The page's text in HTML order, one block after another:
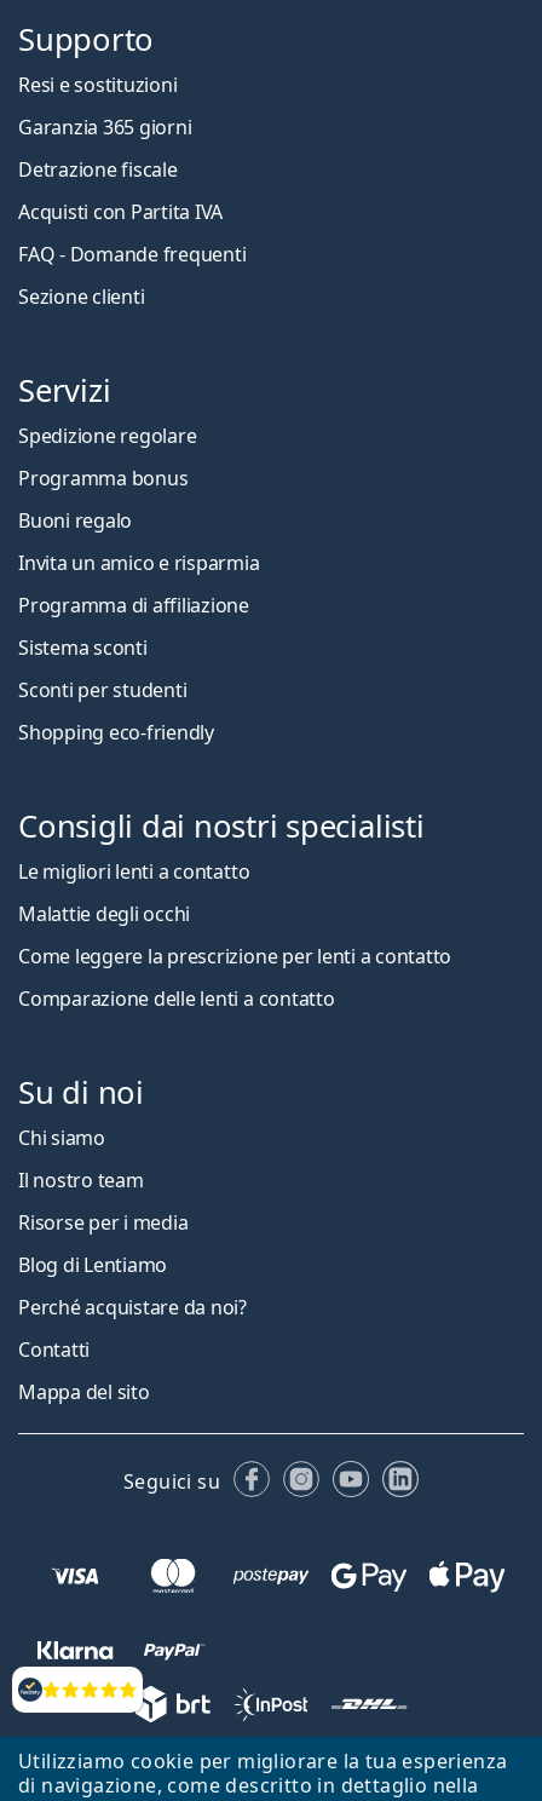
Utilizziamo cookie per migliorare la tua esperienza
di navigazione, come descritto in dettaglio nella
Valutazione
Supporto
Resi e sostituzioni
Garanzia 365 giorni
Detrazione fiscale
Acquisti con Partita IVA
FAQ - Domande frequenti
Sezione clienti
Servizi
Spedizione regolare
Programma bonus
Buoni regalo
Invita un amico e risparmia
Programma di affiliazione
Sistema sconti
Sconti per studenti
Shopping eco-friendly
Consigli dai nostri specialisti
Le migliori lenti a contatto
Malattie degli occhi
Come leggere la prescrizione per lenti a contatto
Comparazione delle lenti a contatto
Su di noi
Chi siamo
Il nostro team
Risorse per i media
Blog di Lentiamo
Perché acquistare da noi?
Contatti
Mappa del sito
Seguici su FacebookInstagram
YouTubeLinkedIn
Lentiamo s.r.o., Vídeňská 12, 37833 Nová Bystřice, Repubblica Ceca.